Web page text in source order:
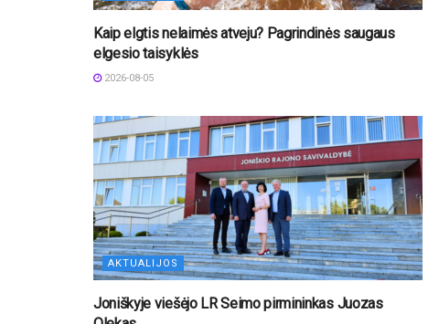
Kaip elgtis nelaimės atveju? Pagrindinės saugaus
elgesio taisyklės
2026-08-05
AKTUALIJOS
Joniškyje viešėjo LR Seimo pirmininkas Juozas